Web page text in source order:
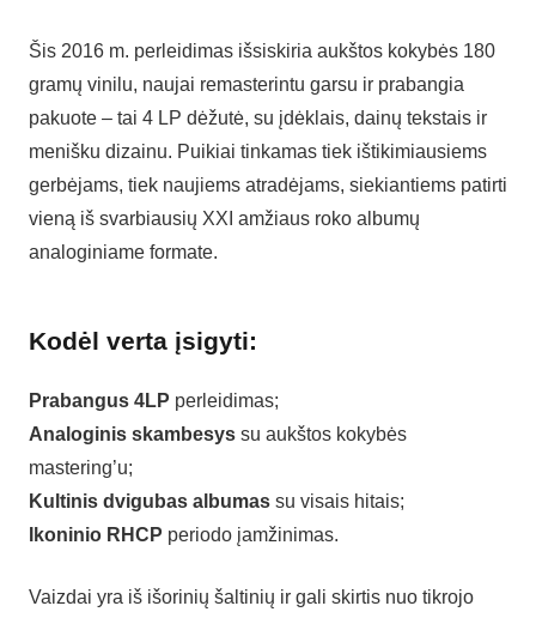
Šis 2016 m. perleidimas išsiskiria aukštos kokybės 180
gramų vinilu, naujai remasterintu garsu ir prabangia
pakuote – tai 4 LP dėžutė, su įdėklais, dainų tekstais ir
menišku dizainu. Puikiai tinkamas tiek ištikimiausiems
gerbėjams, tiek naujiems atradėjams, siekiantiems patirti
vieną iš svarbiausių XXI amžiaus roko albumų
analoginiame formate.
Kodėl verta įsigyti:
Prabangus 4LP perleidimas;
Analoginis skambesys su aukštos kokybės
mastering’u;
Kultinis dvigubas albumas su visais hitais;
Ikoninio RHCP periodo įamžinimas.
Vaizdai yra iš išorinių šaltinių ir gali skirtis nuo tikrojo